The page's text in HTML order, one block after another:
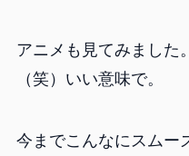
アニメも見てみました
（笑）いい意味で。
今までこんなにスムー